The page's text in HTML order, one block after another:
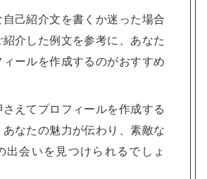
自己紹介文を書くか迷った場合
介した例文を参考に、あなた
ィールを作成するのがおすすめ
えてプロフィールを作成する
あなたの魅力が伝わり、素敵な
出会いを見つけられるでしょ